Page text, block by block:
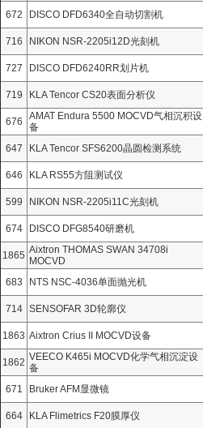
672
DISCO DFD6340全自动切割机
716
NIKON NSR-2205i12D光刻机
727
DISCO DFD6240RR划片机
719
KLA Tencor CS20表面分析仪
676
AMAT Endura 5500 MOCVD气相沉积设
备
647
KLA Tencor SFS6200晶圆检测系统
646
KLA RS55方阻测试仪
599
NIKON NSR-2205i11C光刻机
674
DISCO DFG8540研磨机
1865 Aixtron THOMAS SWAN 34708i
MOCVD
683
‌NTS NSC-4036单面抛光机
714
SENSOFAR 3D轮廓仪
1863 Aixtron Crius II MOCVD设备
1862 VEECO K465i MOCVD化学气相沉淀设
备
671
Bruker AFM显微镜
664
KLA Flimetrics F20膜厚仪